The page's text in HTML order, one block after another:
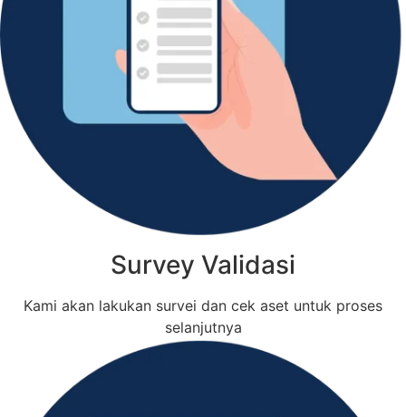
Survey Validasi
Kami akan lakukan survei dan cek aset untuk proses
selanjutnya